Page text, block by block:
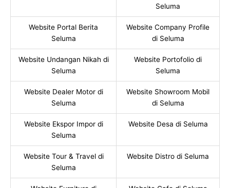
Seluma
Website Portal Berita
Seluma
Website Company Profile
di Seluma
Website Undangan Nikah di
Seluma
Website Portofolio di
Seluma
Website Dealer Motor di
Seluma
Website Showroom Mobil
di Seluma
Website Ekspor Impor di
Seluma
Website Desa di Seluma
Website Tour & Travel di
Seluma
Website Distro di Seluma